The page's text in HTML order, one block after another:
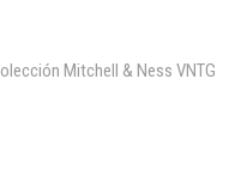
olección Mitchell & Ness VNTG